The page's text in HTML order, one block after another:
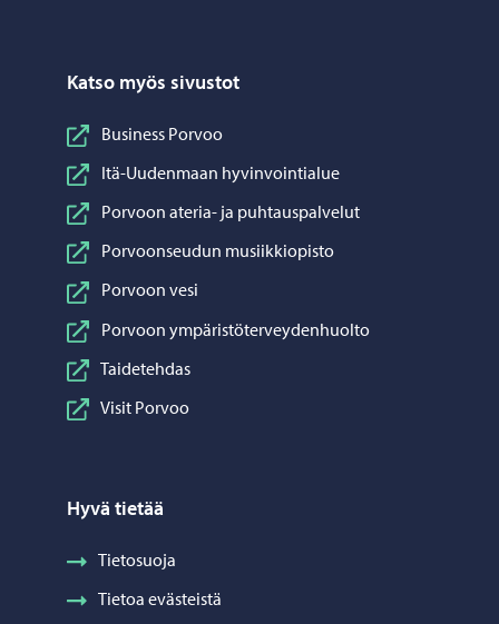
Katso myös sivustot
Business Porvoo
Itä-Uudenmaan hyvinvointialue
Porvoon ateria- ja puhtauspalvelut
Porvoonseudun musiikkiopisto
Porvoon vesi
Porvoon ympäristöterveydenhuolto
Taidetehdas
Visit Porvoo
Hyvä tietää
Tietosuoja
Tietoa evästeistä